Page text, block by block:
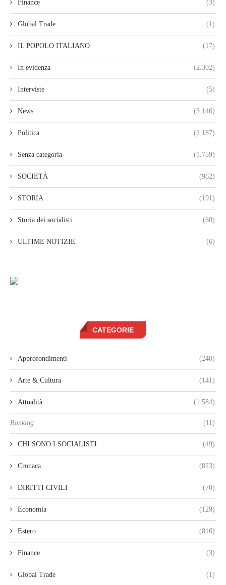
Finance (3)
Global Trade (1)
IL POPOLO ITALIANO (17)
In evidenza (2.302)
Interviste (5)
News (3.146)
Politica (2.187)
Senza categoria (1.759)
SOCIETÀ (962)
STORIA (191)
Storia dei socialisti (60)
ULTIME NOTIZIE (6)
CATEGORIE
Approfondimenti (240)
Arte & Cultura (141)
Attualità (1.584)
Banking (11)
CHI SONO I SOCIALISTI (49)
Cronaca (823)
DIRITTI CIVILI (70)
Economia (129)
Estero (816)
Finance (3)
Global Trade (1)